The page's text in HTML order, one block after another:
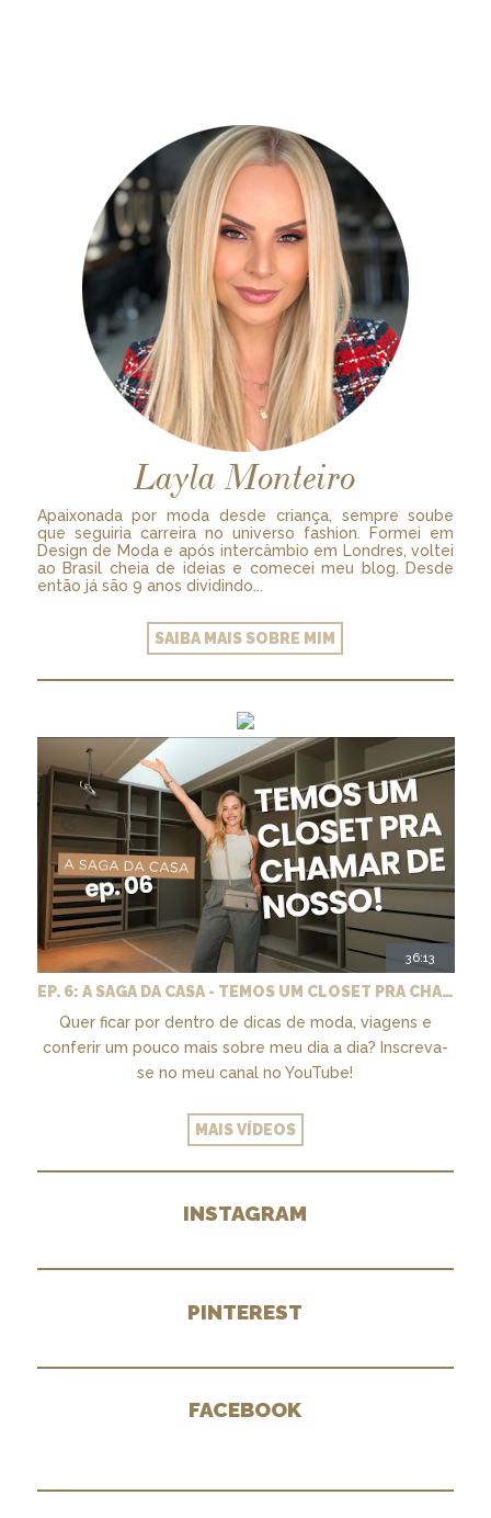
Layla Monteiro
Apaixonada por moda desde criança, sempre soube
que seguiria carreira no universo fashion. Formei em
Design de Moda e após intercâmbio em Londres, voltei
ao Brasil cheia de ideias e comecei meu blog. Desde
então já são 9 anos dividindo...
SAIBA MAIS SOBRE MIM
36:13
EP. 6: A SAGA DA CASA - TEMOS UM CLOSET PRA CHAMAR DE NOSSO + MARCENARIA E PAISAGISMO
Quer ficar por dentro de dicas de moda, viagens e
conferir um pouco mais sobre meu dia a dia? Inscreva-
se no meu canal no YouTube!
MAIS VÍDEOS
INSTAGRAM
PINTEREST
FACEBOOK